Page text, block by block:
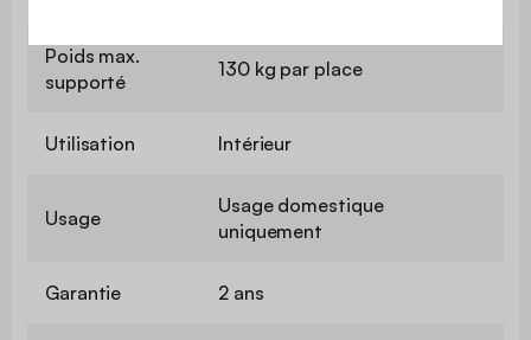
Poids max.
supporté
130 kg par place
Utilisation Intérieur
Usage
Usage domestique
uniquement
Garantie 2 ans